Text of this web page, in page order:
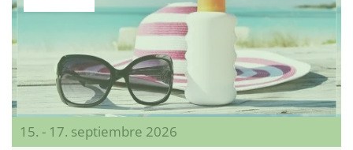
15. - 17. septiembre 2026